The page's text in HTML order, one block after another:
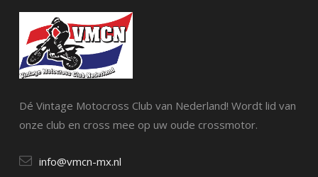
Dé Vintage Motocross Club van Nederland! Wordt lid van
onze club en cross mee op uw oude crossmotor.
info@vmcn-mx.nl